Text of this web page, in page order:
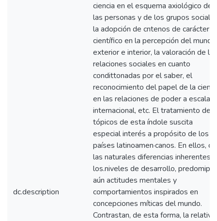
dc.description
ciencia en el esquema axiológico de
las personas y de los grupos
la adopción de cntenos de carácter
científico en la percepción del mundo
exterior e interior, la valoración de las
relaciones sociales en cuanto
condittonadas por el saber, el
reconocimiento del papel de la
en las relaciones de poder a escala
internacional, etc. El tratamiento de
tópicos de esta índole suscita
especial interés a propósito de los
países latinoamen·canos. En ellos,
las naturales diferencias inherentes a
los.niveles de desarrollo,
aún actitudes mentales y
comportamientos inspirados en
concepciones míticas del mundo.
Contrastan, de esta forma, la relativa